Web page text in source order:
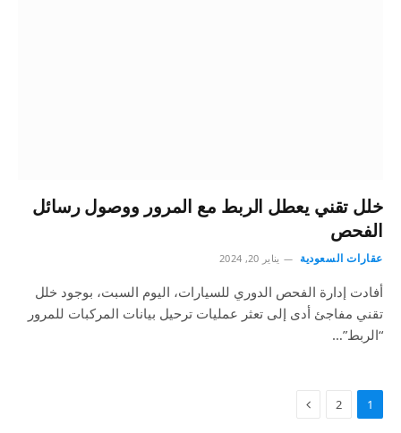
خلل تقني يعطل الربط مع المرور ووصول رسائل
الفحص
عقارات السعودية يناير 20, 2024
أفادت إدارة الفحص الدوري للسيارات، اليوم السبت، بوجود خلل
تقني مفاجئ أدى إلى تعثر عمليات ترحيل بيانات المركبات للمرور
“الربط”…
1
2